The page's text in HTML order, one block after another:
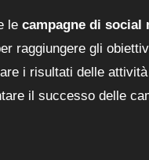
le campagne di social
raggiungere gli
i risultati delle
il successo delle